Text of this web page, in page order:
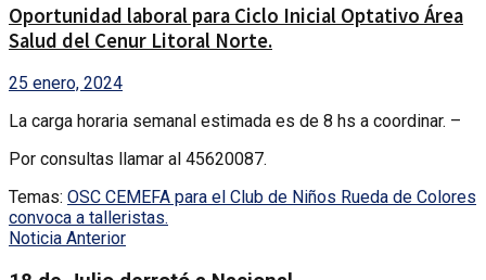
Oportunidad laboral para Ciclo Inicial Optativo Área
Salud del Cenur Litoral Norte.
25 enero, 2024
La carga horaria semanal estimada es de 8 hs a coordinar. –
Por consultas llamar al 45620087.
Temas: OSC CEMEFA para el Club de Niños Rueda de Colores
convoca a talleristas.
Noticia Anterior